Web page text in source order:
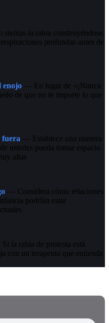
la rabia construyéndose,
profundas antes de
enojo — En lugar de «¡Nunca
de que no te importe lo que
fuera — Establece una manera
ustedes pueda tomar espacio
altas
— Considera cómo relaciones
podrían estar
la rabia de protesta está
con un terapeuta que entienda